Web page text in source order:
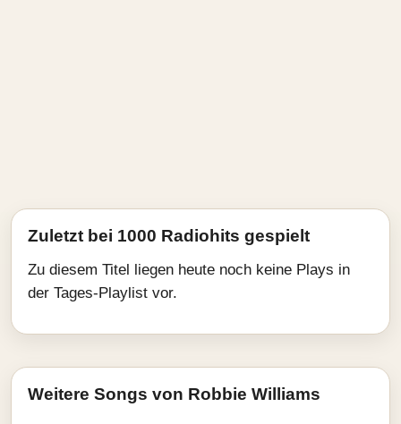
Zuletzt bei 1000 Radiohits gespielt
Zu diesem Titel liegen heute noch keine Plays in
der Tages-Playlist vor.
Weitere Songs von Robbie Williams